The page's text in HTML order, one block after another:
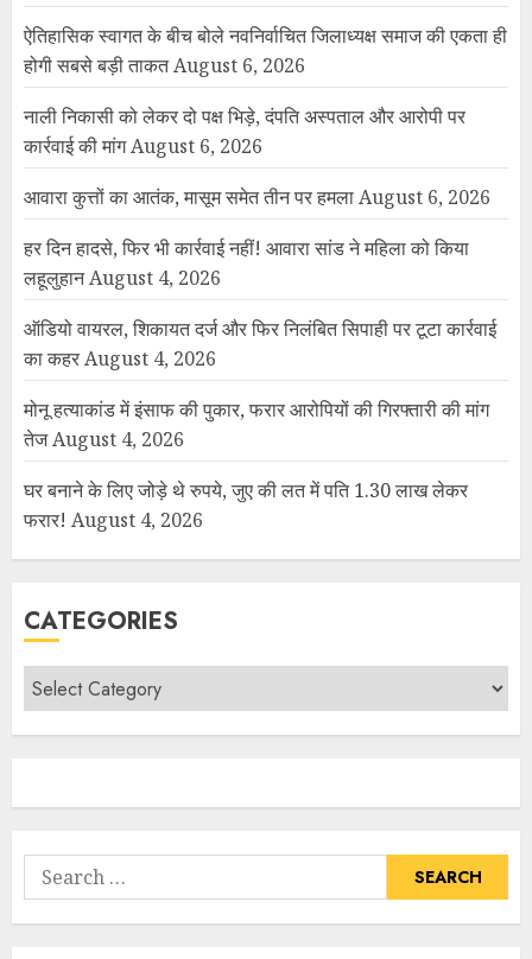
ऐतिहासिक स्वागत के बीच बोले नवनिर्वाचित जिलाध्यक्ष समाज की एकता ही
होगी सबसे बड़ी ताकतAugust 6, 2026
नाली निकासी को लेकर दो पक्ष भिड़े, दंपति अस्पताल और आरोपी पर
कार्रवाई की मांगAugust 6, 2026
आवारा कुत्तों का आतंक, मासूम समेत तीन पर हमलाAugust 6, 2026
हर दिन हादसे, फिर भी कार्रवाई नहीं! आवारा सांड ने महिला को किया
लहूलुहानAugust 4, 2026
ऑडियो वायरल, शिकायत दर्ज और फिर निलंबित सिपाही पर टूटा कार्रवाई
का कहरAugust 4, 2026
मोनू हत्याकांड में इंसाफ की पुकार, फरार आरोपियों की गिरफ्तारी की मांग
तेजAugust 4, 2026
घर बनाने के लिए जोड़े थे रुपये, जुए की लत में पति 1.30 लाख लेकर
फरार! August 4, 2026
CATEGORIES